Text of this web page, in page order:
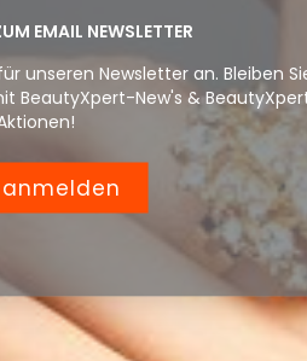
EMAIL NEWSLETTER
unseren Newsletter an. Bleiben
BeautyXpert-New's &